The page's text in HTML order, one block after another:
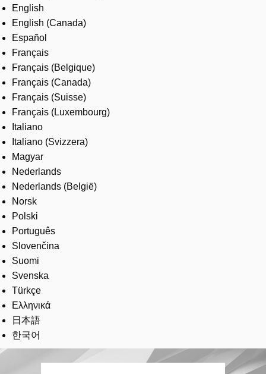
Careers
English
English (Canada)
Español
Français
Français (Belgique)
Français (Canada)
Français (Suisse)
Français (Luxembourg)
Italiano
Italiano (Svizzera)
Magyar
Nederlands
Nederlands (België)
Norsk
Polski
Português
Slovenčina
Suomi
Svenska
Türkçe
Ελληνικά
日本語
한국어